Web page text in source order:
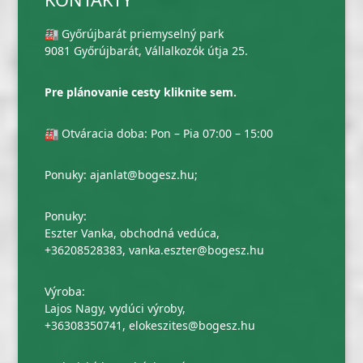
🏭 Győrújbarát priemyselný park
9081 Győrújbarát, Vállalkozók útja 25.
Pre plánovanie cesty kliknite sem.
🏭 Otváracia doba: Pon – Pia 07:00 – 15:00
Ponuky: ajanlat@bogesz.hu;
Ponuky:
Eszter Vanka, obchodná vedúca,
+36208528383, vanka.eszter@bogesz.hu
Výroba:
Lajos Nagy, vydúci výroby,
+36308350741 , elokeszites@bogesz.hu